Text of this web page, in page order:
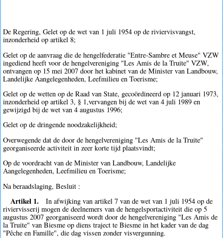
De Regering, Gelet op de wet van 1 juli 1954 op de riviervisvangst,
inzonderheid op artikel 8;
Gelet op de aanvraag die de hengelfederatie "Entre-Sambre et Meuse" VZW
ingediend heeft voor de hengelvereniging "Les Amis de la Truite" VZW,
ontvangen op 15 mei 2007 door het kabinet van de Minister van Landbouw,
Landelijke Aangelegenheden, Leefmilieu en Toerisme;
Gelet op de wetten op de Raad van State, gecoördineerd op 12 januari 1973,
inzonderheid op artikel 3, § 1,vervangen bij de wet van 4 juli 1989 en
gewijzigd bij de wet van 4 augustus 1996;
Gelet op de dringende noodzakelijkheid;
Overwegende dat de door de hengelvereniging "Les Amis de la Truite"
georganiseerde activiteit in zeer korte tijd plaatsvindt;
Op de voordracht van de Minister van Landbouw, Landelijke
Aangelegenheden, Leefmilieu en Toerisme;
Na beraadslaging, Besluit :
Artikel 1.
In afwijking van artikel 7 van de wet van 1 juli 1954 op de
riviervisserij mogen de deelnemers van de hengelsportactiviteit die op 5
augustus 2007 georganiseerd wordt door de hengelvereniging "Les Amis de
la Truite" van Biesme op diens traject te Biesme in het kader van de dag
"Pêche en Famille", die dag vissen zonder visvergunning.